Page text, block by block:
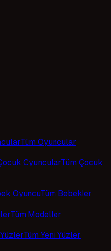
Tüm Oyuncular
OyuncularTüm Çocuk
OyuncuTüm Bebekler
Tüm Modeller
Tüm Yeni Yüzler